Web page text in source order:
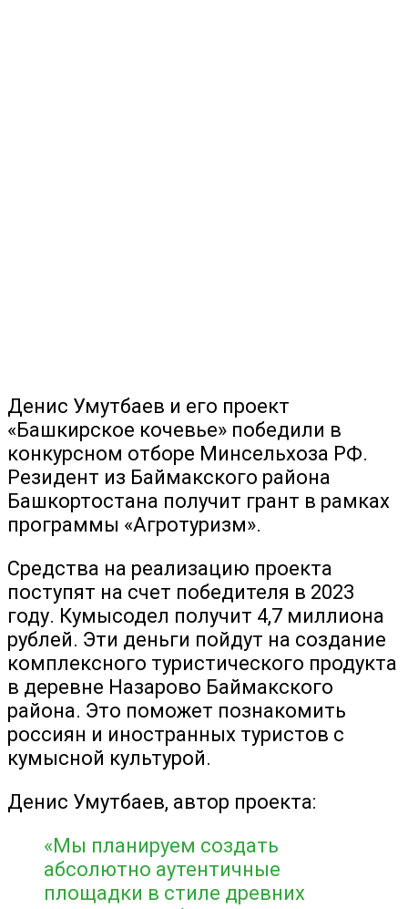
Денис Умутбаев и его проект
«Башкирское кочевье» победили в
конкурсном отборе Минсельхоза РФ.
Резидент из Баймакского района
Башкортостана получит грант в рамках
программы «Агротуризм».
Средства на реализацию проекта
поступят на счет победителя в 2023
году. Кумысодел получит 4,7 миллиона
рублей. Эти деньги пойдут на создание
комплексного туристического продукта
в деревне Назарово Баймакского
района. Это поможет познакомить
россиян и иностранных туристов с
кумысной культурой.
Денис Умутбаев, автор проекта:
«Мы планируем создать
абсолютно аутентичные
площадки в стиле древних